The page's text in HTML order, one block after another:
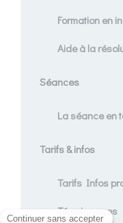
Formation en
Aide à la
Séances
La séance en
Tarifs & infos
Tarifs Infos
Témoignages